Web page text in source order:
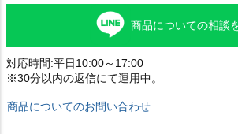
商品についての相談
対応時間:平日10:00～17:00
※30分以内の返信にて運用中。
商品についてのお問い合わせ